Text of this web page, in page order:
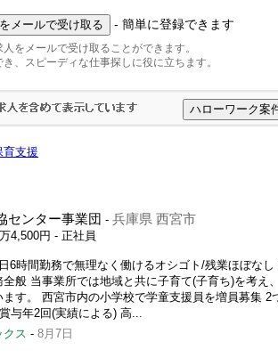
- 簡単に登録できます
人をメールで受け取ることができます。
、スピーディな仕事探しに役に立ちます。
育支援
センター事業団 - 兵庫県 西宮市
4,500円 - 正社員
6時間勤務で無理なく働けるオシゴト/残業ほぼな
般 当事業所では地域と共に子育て(子育ち)を考え
す。 西宮市内の小学校で学童支援員を増員募集 2
与年2回(実績による) 高...
クス - 8月7日